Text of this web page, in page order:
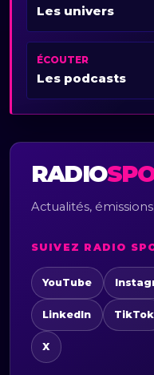
Les univers
ÉCOUTER
Les podcasts
RADIO
Actualités,
SUIVEZ RADIO
YouTube
LinkedIn TikTok
X